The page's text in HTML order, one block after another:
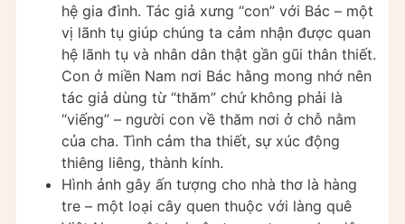
hệ gia đình. Tác giả xưng “con” với Bác – một
vị lãnh tụ giúp chúng ta cảm nhận được quan
hệ lãnh tụ và nhân dân thật gần gũi thân thiết.
Con ở miền Nam nơi Bác hằng mong nhớ nên
tác giả dùng từ “thăm” chứ không phải là
“viếng” – người con về thăm nơi ở chỗ nằm
của cha. Tình cảm tha thiết, sự xúc động
thiêng liêng, thành kính.
Hình ảnh gây ấn tượng cho nhà thơ là hàng
tre – một loại cây quen thuộc với làng quê